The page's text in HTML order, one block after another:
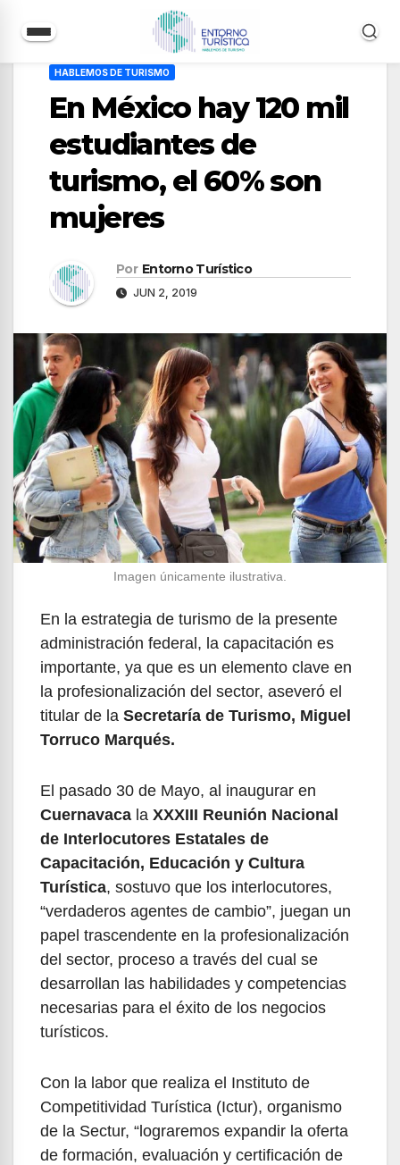
contenido
HABLEMOS DE TURISMO
En México hay 120 mil
estudiantes de
turismo, el 60% son
mujeres
Por Entorno Turístico
JUN 2, 2019
Imagen únicamente ilustrativa.
En la estrategia de turismo de la presente
administración federal, la capacitación es
importante, ya que es un elemento clave en
la profesionalización del sector, aseveró el
titular de la Secretaría de Turismo, Miguel
Torruco Marqués.
El pasado 30 de Mayo, al inaugurar en
Cuernavaca la XXXIII Reunión Nacional
de Interlocutores Estatales de
Capacitación, Educación y Cultura
Turística, sostuvo que los interlocutores,
“verdaderos agentes de cambio”, juegan un
papel trascendente en la profesionalización
del sector, proceso a través del cual se
desarrollan las habilidades y competencias
necesarias para el éxito de los negocios
turísticos.
Con la labor que realiza el Instituto de
Competitividad Turística (Ictur), organismo
de la Sectur, “lograremos expandir la oferta
de formación, evaluación y certificación de